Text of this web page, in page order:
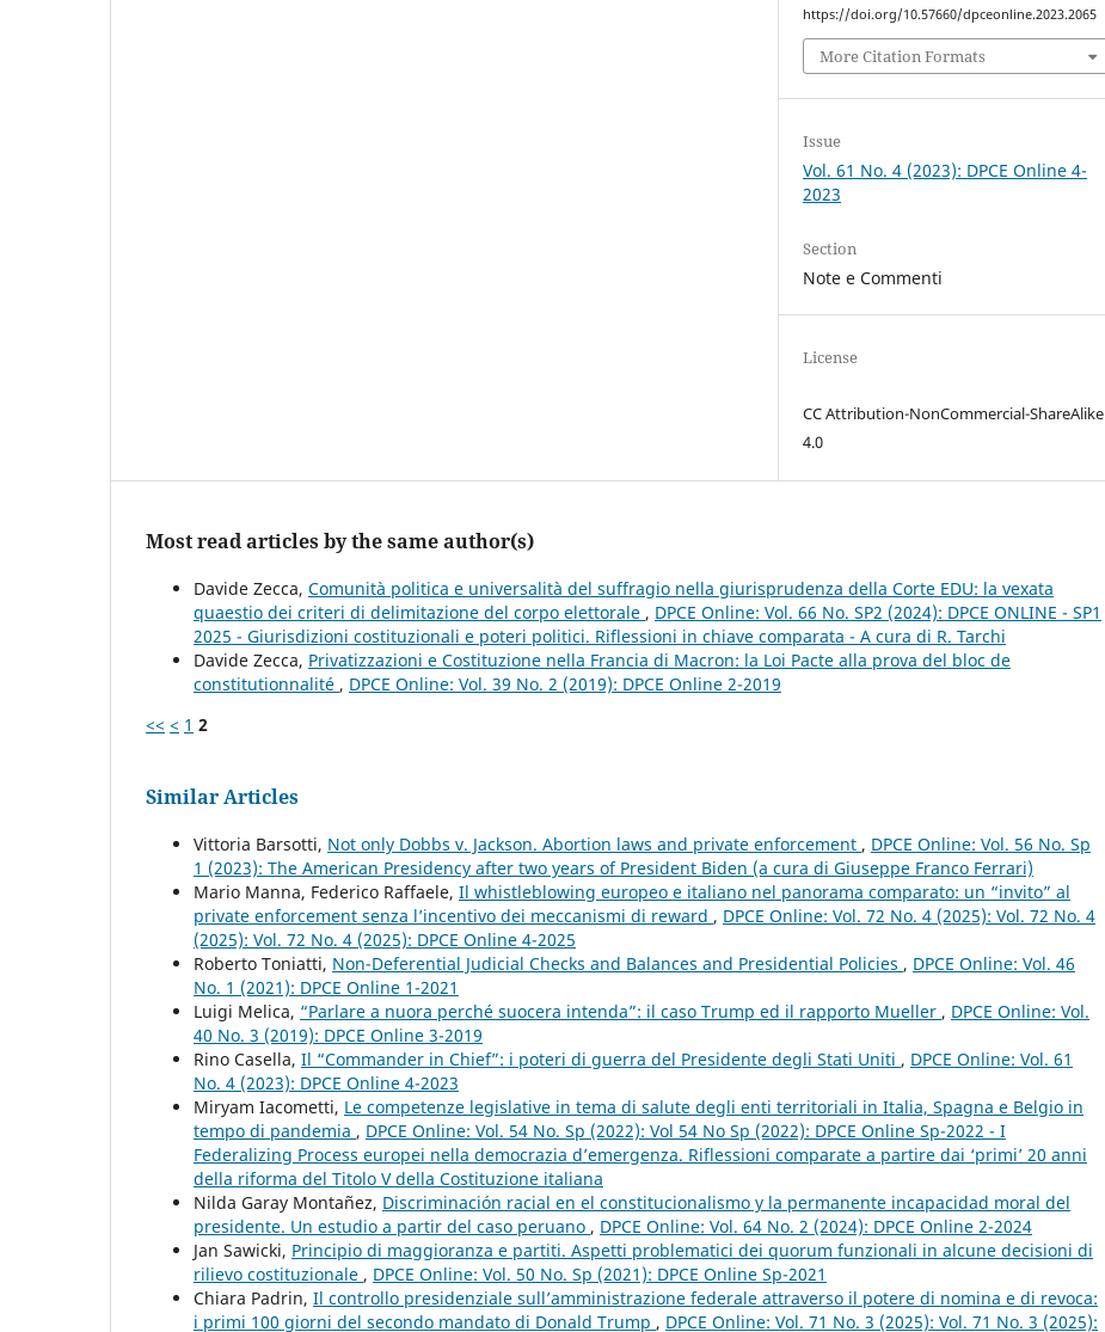
https://doi.org/10.57660/dpceonline.2023.2065
More Citation Formats
Issue
Vol. 61 No. 4 (2023): DPCE Online 4-
2023
Section
Note e Commenti
License
CC Attribution-NonCommercial-ShareAlike
4.0
Most read articles by the same author(s)
Davide Zecca, Comunità politica e universalità del suffragio nella giurisprudenza della Corte EDU: la vexata
quaestio dei criteri di delimitazione del corpo elettorale , DPCE Online: Vol. 66 No. SP2 (2024): DPCE ONLINE - SP1
2025 - Giurisdizioni costituzionali e poteri politici. Riflessioni in chiave comparata - A cura di R. Tarchi
Davide Zecca, Privatizzazioni e Costituzione nella Francia di Macron: la Loi Pacte alla prova del bloc de
constitutionnalité , DPCE Online: Vol. 39 No. 2 (2019): DPCE Online 2-2019
<< < 1 2
Similar Articles
Vittoria Barsotti, Not only Dobbs v. Jackson. Abortion laws and private enforcement , DPCE Online: Vol. 56 No. Sp
1 (2023): The American Presidency after two years of President Biden (a cura di Giuseppe Franco Ferrari)
Mario Manna, Federico Raffaele, Il whistleblowing europeo e italiano nel panorama comparato: un “invito” al
private enforcement senza l’incentivo dei meccanismi di reward , DPCE Online: Vol. 72 No. 4 (2025): Vol. 72 No. 4
(2025): Vol. 72 No. 4 (2025): DPCE Online 4-2025
Roberto Toniatti, Non-Deferential Judicial Checks and Balances and Presidential Policies , DPCE Online: Vol. 46
No. 1 (2021): DPCE Online 1-2021
Luigi Melica, “Parlare a nuora perché suocera intenda”: il caso Trump ed il rapporto Mueller , DPCE Online: Vol.
40 No. 3 (2019): DPCE Online 3-2019
Rino Casella, Il “Commander in Chief”: i poteri di guerra del Presidente degli Stati Uniti , DPCE Online: Vol. 61
No. 4 (2023): DPCE Online 4-2023
Miryam Iacometti, Le competenze legislative in tema di salute degli enti territoriali in Italia, Spagna e Belgio in
tempo di pandemia , DPCE Online: Vol. 54 No. Sp (2022): Vol 54 No Sp (2022): DPCE Online Sp-2022 - I
Federalizing Process europei nella democrazia d’emergenza. Riflessioni comparate a partire dai ‘primi’ 20 anni
della riforma del Titolo V della Costituzione italiana
Nilda Garay Montañez, Discriminación racial en el constitucionalismo y la permanente incapacidad moral del
presidente. Un estudio a partir del caso peruano , DPCE Online: Vol. 64 No. 2 (2024): DPCE Online 2-2024
Jan Sawicki, Principio di maggioranza e partiti. Aspetti problematici dei quorum funzionali in alcune decisioni di
rilievo costituzionale , DPCE Online: Vol. 50 No. Sp (2021): DPCE Online Sp-2021
Chiara Padrin, Il controllo presidenziale sull’amministrazione federale attraverso il potere di nomina e di revoca:
i primi 100 giorni del secondo mandato di Donald Trump , DPCE Online: Vol. 71 No. 3 (2025): Vol. 71 No. 3 (2025):